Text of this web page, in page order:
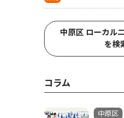
中原区 ローカル
を検
コラム
中原区